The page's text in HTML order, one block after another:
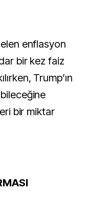
enflasyon
bir kez faiz
Trump’ın
bir miktar